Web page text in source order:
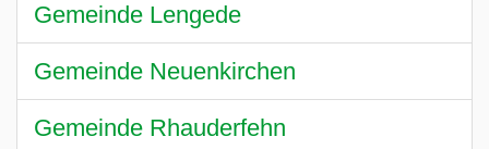
Gemeinde Lengede
Gemeinde Neuenkirchen
Gemeinde Rhauderfehn